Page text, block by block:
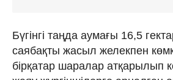
Бүгінгі таңда аумағы 16,5
саябақты жасыл желекпен
бірқатар шаралар атқарылып